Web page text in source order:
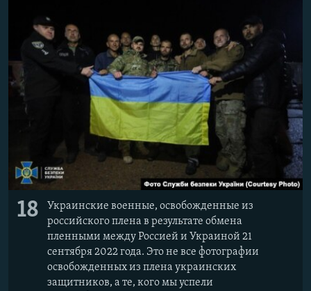
18
Украинские военные, освобожденные из
российского плена в результате обмена
пленными между Россией и Украиной 21
сентября 2022 года. Это не все фотографии
освобожденных из плена украинских
защитников, а те, кого мы успели